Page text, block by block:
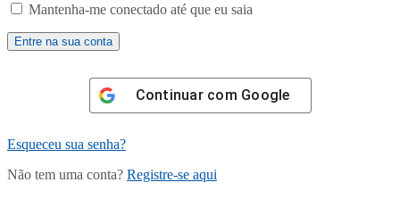
Mantenha-me conectado até que eu saia
Continuar com Google
Esqueceu sua senha?
Não tem uma conta? Registre-se aqui